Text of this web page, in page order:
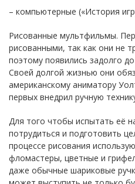
– компьютерные («История
Рисованные мультфильмы.
рисованными, так как они не
поэтому появились задолго
Своей долгой жизнью они
американскому аниматору
первых внедрил ручную
Для того чтобы испытать её
потрудиться и подготовить
процессе рисования
фломастеры, цветные и
даже обычные шариковые